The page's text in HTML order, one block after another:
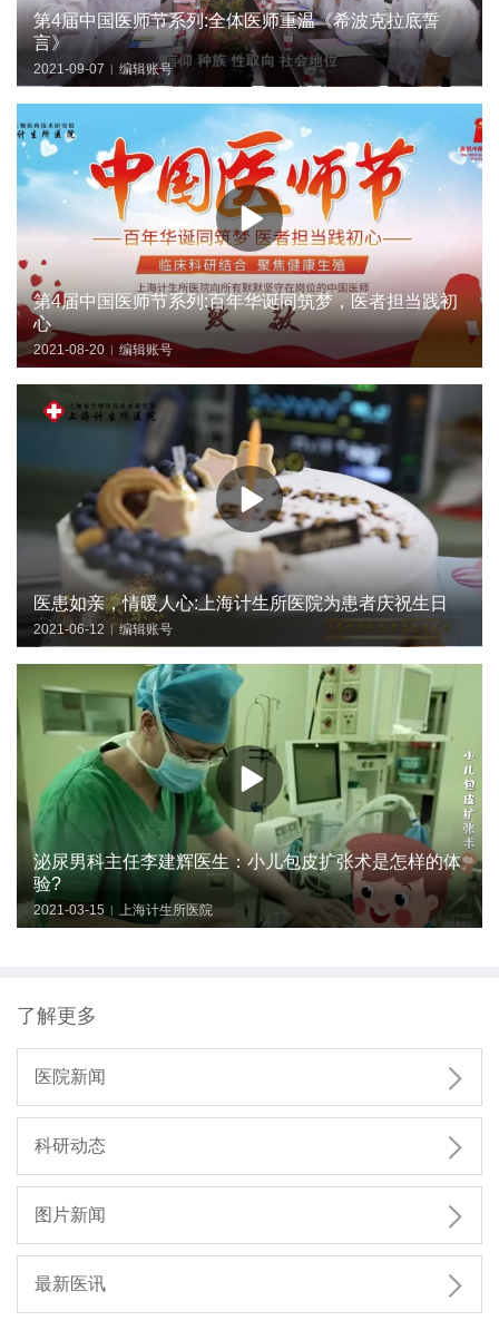
第4届中国医师节系列:全体医师重温《希波克拉底誓
言》
2021-09-07 | 编辑账号
第4届中国医师节系列:百年华诞同筑梦，医者担当践初
心
2021-08-20 | 编辑账号
医患如亲，情暖人心:上海计生所医院为患者庆祝生日
2021-06-12 | 编辑账号
泌尿男科主任李建辉医生：小儿包皮扩张术是怎样的体
验?
2021-03-15 | 上海计生所医院
了解更多
医院新闻 
科研动态 
图片新闻 
最新医讯 